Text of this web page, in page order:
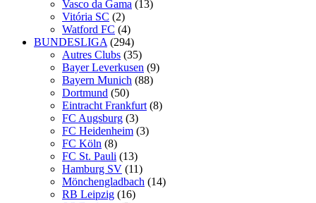
Vasco da Gama (13)
Vitória SC (2)
Watford FC (4)
BUNDESLIGA (294)
Autres Clubs (35)
Bayer Leverkusen (9)
Bayern Munich (88)
Dortmund (50)
Eintracht Frankfurt (8)
FC Augsburg (3)
FC Heidenheim (3)
FC Köln (8)
FC St. Pauli (13)
Hamburg SV (11)
Mönchengladbach (14)
RB Leipzig (16)